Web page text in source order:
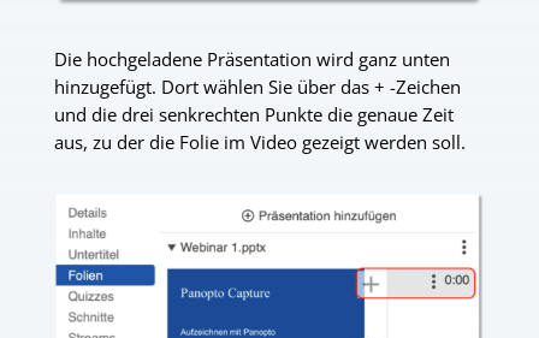
Die hochgeladene Präsentation wird ganz unten
hinzugefügt. Dort wählen Sie über das + -Zeichen
und die drei senkrechten Punkte die genaue Zeit
aus, zu der die Folie im Video gezeigt werden soll.